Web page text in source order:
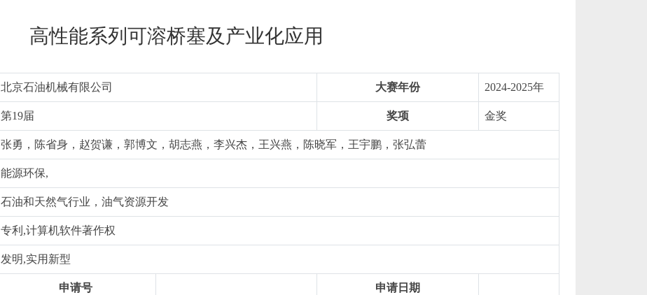
高性能系列可溶桥塞及产业化应用
北京石油机械有限公司 大赛年份 2024-2025年
第19届 奖项 金奖
张勇，陈省身，赵贺谦，郭博文，胡志燕，李兴杰，王兴燕，陈晓军，王宇鹏，张弘蕾
能源环保,
石油和天然气行业，油气资源开发
专利,计算机软件著作权
发明,实用新型
申请号 申请日期